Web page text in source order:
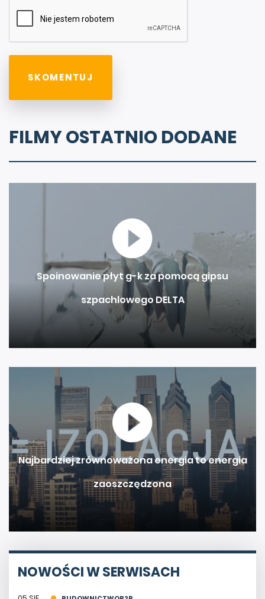
FILMY OSTATNIO DODANE
Spoinowanie płyt g-k za pomocą gipsu
szpachlowego DELTA
Najbardziej zrównoważona energia to energia
zaoszczędzona
NOWOŚCI W SERWISACH